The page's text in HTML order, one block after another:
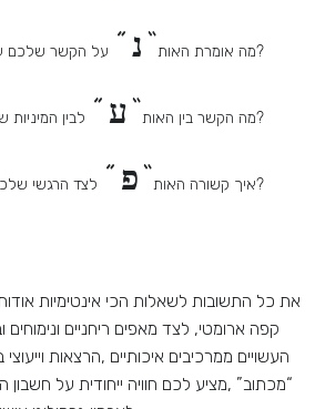
?מה אומרת האות “נ ” על הקשר שלכם
?מה הקשר בין האות “ע ” לבין המיניות
?איך קשורה האות “פ ” לצד הרגשי
את כל התשובות לשאלות הכי אינטימיות
קפה ארומטי, לצד מאפים ריחניים ונימוחים
העשויים ממרכיבים איכותיים ,הרצאות
“מכתוב” ,מציע לכם חוויה ייחודית על חשבון